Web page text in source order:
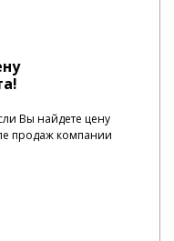
Вы найдете цену
продаж компании